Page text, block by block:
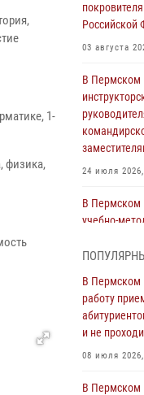
1-
физика,
Российской
03 августа
В Пермском
24 июля
В Пермском
учебно-
подготовки
23 июля
В Пермском
тактики
Федерации
В Пермском
работу
и не
08 июля
В Пермском